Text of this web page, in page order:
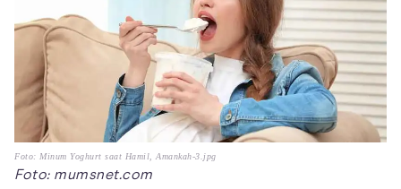
Foto: Minum Yoghurt saat Hamil, Amankah-3.jpg
Foto: mumsnet.com